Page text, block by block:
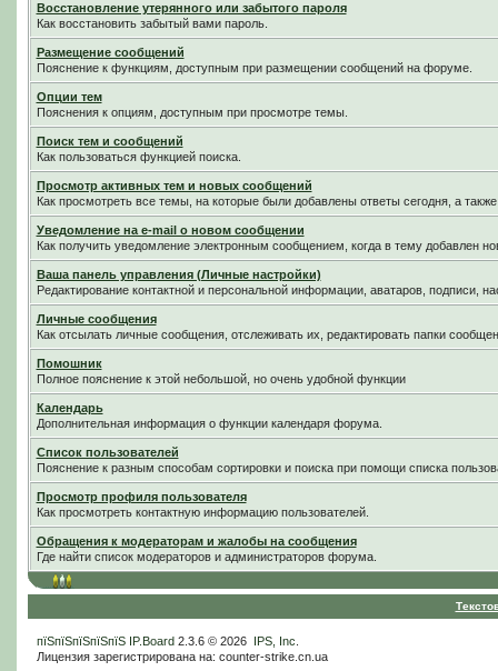
Восстановление утерянного или забытого пароля
Как восстановить забытый вами пароль.
Размещение сообщений
Пояснение к функциям, доступным при размещении сообщений на форуме.
Опции тем
Пояснения к опциям, доступным при просмотре темы.
Поиск тем и сообщений
Как пользоваться функцией поиска.
Просмотр активных тем и новых сообщений
Как просмотреть все темы, на которые были добавлены ответы сегодня, а
Уведомление на е-mail о новом сообщении
Как получить уведомление электронным сообщением, когда в тему добавлен
Ваша панель управления (Личные настройки)
Редактирование контактной и персональной информации, аватаров, подписи,
Личные сообщения
Как отсылать личные сообщения, отслеживать их, редактировать папки
Помошник
Полное пояснение к этой небольшой, но очень удобной функции
Календарь
Дополнительная информация о функции календаря форума.
Список пользователей
Пояснение к разным способам сортировки и поиска при помощи списка
Просмотр профиля пользователя
Как просмотреть контактную информацию пользователей.
Обращения к модераторам и жалобы на сообщения
Где найти список модераторов и администраторов форума.
пїЅпїЅпїЅпїЅпїЅ IP.Board2.3.6 © 2026 IPS, Inc
Лицензия зарегистрирована на: counter-strike.cn.ua